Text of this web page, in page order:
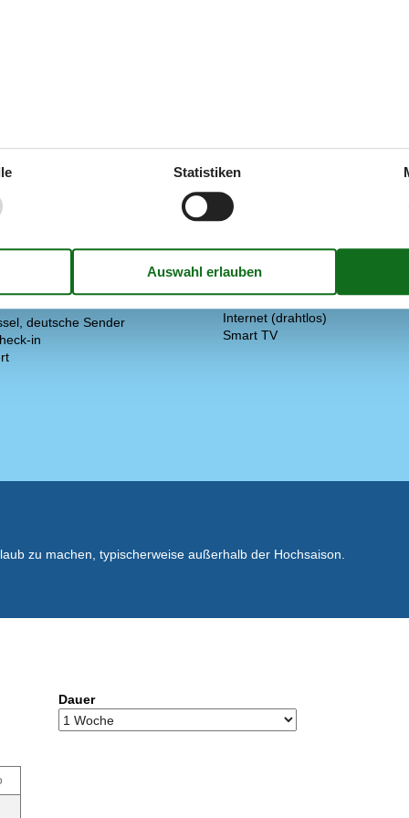
Wärmepumpe
25 m²
deutsche Sender
in
Draußen
Gartenmöbel
Elektrogeräte
DK-DR1/TV2
Internet (drahtlos)
Smart TV
zu machen, typischerweise außerhalb der Hochsaison.
Dauer
Statistiken